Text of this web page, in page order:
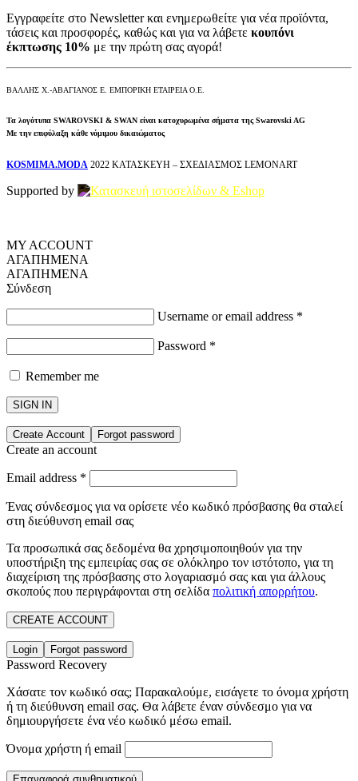
Εγγραφείτε στο Newsletter και ενημερωθείτε για νέα προϊόντα,
τάσεις και προσφορές, καθώς και για να λάβετε κουπόνι
έκπτωσης 10% με την πρώτη σας αγορά!
ΒΑΛΛΗΣ Χ.-ΑΒΑΓΙΑΝΟΣ Ε. ΕΜΠΟΡΙΚΗ ΕΤΑΙΡΕΙΑ Ο.Ε.
Τα λογότυπα SWAROVSKI & SWAN είναι κατοχυρωμένα σήματα της Swarovski AG
Με την επιφύλαξη κάθε νόμιμου δικαιώματος
KOSMIMA.MODA 2022 ΚΑΤΑΣΚΕΥΗ – ΣΧΕΔΙΑΣΜΟΣ LEMONART
Supported by
MY ACCOUNT
ΑΓΑΠΗΜΕΝΑ
ΑΓΑΠΗΜΕΝΑ
Σύνδεση
Username or email address *
Password *
Remember me
SIGN IN
Create Account Forgot password
Create an account
Email address *
Ένας σύνδεσμος για να ορίσετε νέο κωδικό πρόσβασης θα σταλεί
στη διεύθυνση email σας
Τα προσωπικά σας δεδομένα θα χρησιμοποιηθούν για την
υποστήριξη της εμπειρίας σας σε ολόκληρο τον ιστότοπο, για τη
διαχείριση της πρόσβασης στο λογαριασμό σας και για άλλους
σκοπούς που περιγράφονται στη σελίδα πολιτική απορρήτου.
CREATE ACCOUNT
Login Forgot password
Password Recovery
Χάσατε τον κωδικό σας; Παρακαλούμε, εισάγετε το όνομα χρήστη
ή τη διεύθυνση email σας. Θα λάβετε έναν σύνδεσμο για να
δημιουργήσετε ένα νέο κωδικό μέσω email.
Όνομα χρήστη ή email